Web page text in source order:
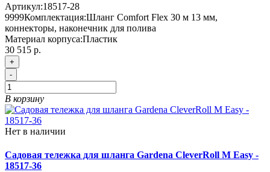
Артикул:18517-28
9999Комплектация:Шланг Comfort Flex 30 м 13 мм,
коннекторы, наконечник для полива
Материал корпуса:Пластик
30 515 р.
+
-
В корзину
Нет в наличии
Садовая тележка для шланга Gardena CleverRoll M Easy -
18517-36